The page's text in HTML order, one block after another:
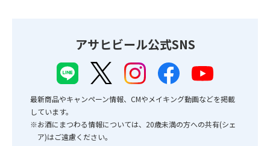
アサヒビール公式SNS
最新商品やキャンペーン情報、CMやメイキング動画などを掲載
しています。
※お酒にまつわる情報については、20歳未満の方への共有(シェ
ア)はご遠慮ください。